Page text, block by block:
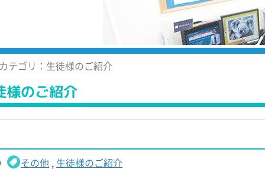
テゴリ：生徒様のご紹介
様のご紹介
その他 , 生徒様のご紹介